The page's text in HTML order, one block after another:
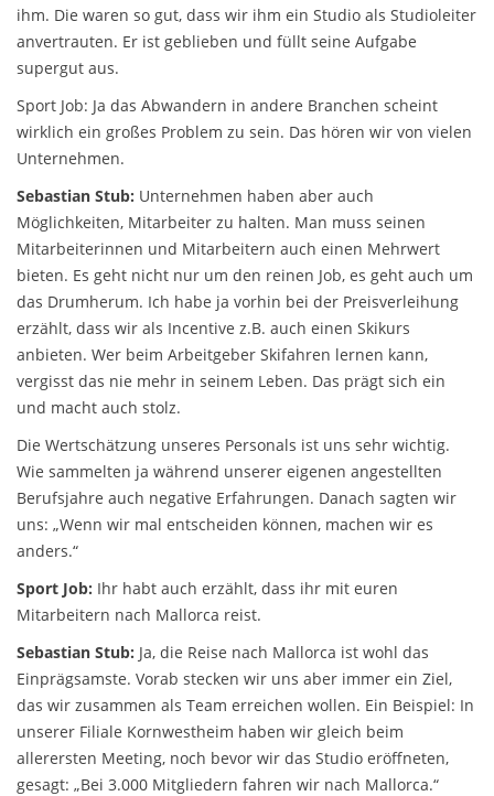
ihm. Die waren so gut, dass wir ihm ein Studio als Studioleiter
anvertrauten. Er ist geblieben und füllt seine Aufgabe
supergut aus.
Sport Job: Ja das Abwandern in andere Branchen scheint
wirklich ein großes Problem zu sein. Das hören wir von vielen
Unternehmen.
Sebastian Stub: Unternehmen haben aber auch
Möglichkeiten, Mitarbeiter zu halten. Man muss seinen
Mitarbeiterinnen und Mitarbeitern auch einen Mehrwert
bieten. Es geht nicht nur um den reinen Job, es geht auch um
das Drumherum. Ich habe ja vorhin bei der Preisverleihung
erzählt, dass wir als Incentive z.B. auch einen Skikurs
anbieten. Wer beim Arbeitgeber Skifahren lernen kann,
vergisst das nie mehr in seinem Leben. Das prägt sich ein
und macht auch stolz.
Die Wertschätzung unseres Personals ist uns sehr wichtig.
Wie sammelten ja während unserer eigenen angestellten
Berufsjahre auch negative Erfahrungen. Danach sagten wir
uns: „Wenn wir mal entscheiden können, machen wir es
anders.“
Sport Job: Ihr habt auch erzählt, dass ihr mit euren
Mitarbeitern nach Mallorca reist.
Sebastian Stub: Ja, die Reise nach Mallorca ist wohl das
Einprägsamste. Vorab stecken wir uns aber immer ein Ziel,
das wir zusammen als Team erreichen wollen. Ein Beispiel: In
unserer Filiale Kornwestheim haben wir gleich beim
allerersten Meeting, noch bevor wir das Studio eröffneten,
gesagt: „Bei 3.000 Mitgliedern fahren wir nach Mallorca.“